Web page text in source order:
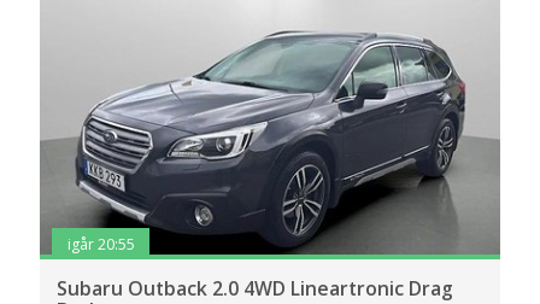
igår 20:55
Subaru Outback 2.0 4WD Lineartronic Drag